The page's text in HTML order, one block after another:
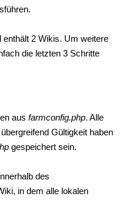
enthält 2 Wikis. Um weitere
die letzten 3 Schritte
aus farmconfig.php. Alle
Gültigkeit haben
gespeichert sein.
des
in dem alle lokalen